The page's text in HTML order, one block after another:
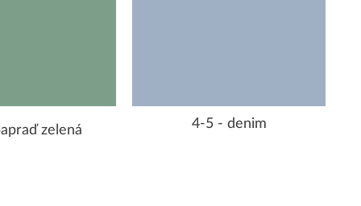
zelená 4-5 - denim